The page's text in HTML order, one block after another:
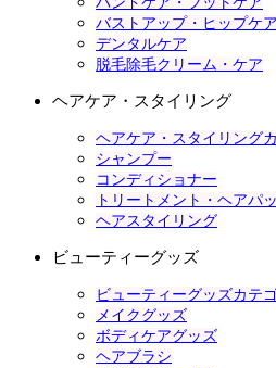
バストアップ・ヒップケア
デンタルケア
脱毛除毛クリーム・ケア
ヘアケア・スタイリング
ヘアケア・スタイリング
シャンプー
コンディショナー
トリートメント・ヘアパ
ヘアスタイリング
ビューティーグッズ
ビューティーグッズカテ
メイクグッズ
ボディケアグッズ
ヘアブラシ